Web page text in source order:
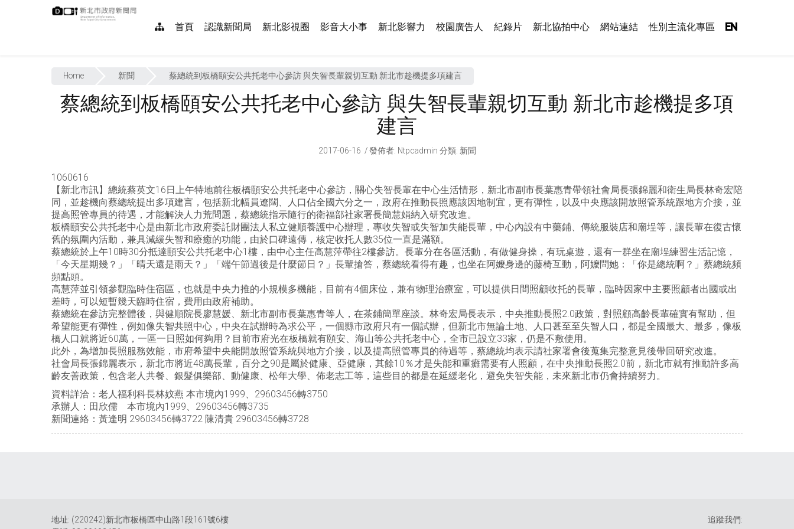
首頁 認識新聞局 新北影視圈 影音大小事 新北影響力 校園廣告人 紀錄片 新北協拍中心 網站連結 性別主流化專區 EN
Home 新聞 蔡總統到板橋頤安公共托老中心參訪 與失智長輩親切互動 新北市趁機提多項建言
蔡總統到板橋頤安公共托老中心參訪 與失智長輩親切互動 新北市趁機提多項
建言
2017-06-16 發佈者: Ntpcadmin 分類: 新聞
1060616
【新北市訊】總統蔡英文16日上午特地前往板橋頤安公共托老中心參訪，關心失智長輩在中心生活情形，新北市副市長葉惠青帶領社會局長張錦麗和衛生局長林奇宏陪
同，並趁機向蔡總統提出多項建言，包括新北幅員遼闊、人口佔全國六分之一，政府在推動長照應該因地制宜，更有彈性，以及中央應該開放照管系統跟地方介接，並
提高照管專員的待遇，才能解決人力荒問題，蔡總統指示隨行的衛福部社家署長簡慧娟納入研究改進。
板橋頤安公共托老中心是由新北市政府委託財團法人私立健順養護中心辦理，專收失智或失智加失能長輩，中心內設有中藥鋪、傳統服裝店和廟埕等，讓長輩在復古懷
舊的氛圍內活動，兼具減緩失智和療癒的功能，由於口碑遠傳，核定收托人數35位一直是滿額。
蔡總統於上午10時30分抵達頤安公共托老中心1樓，由中心主任高慧萍帶往2樓參訪。長輩分在各區活動，有做健身操，有玩桌遊，還有一群坐在廟埕練習生活記憶，
「今天星期幾？」「晴天還是雨天？」「端午節過後是什麼節日？」長輩搶答，蔡總統看得有趣，也坐在阿嬤身邊的藤椅互動，阿嬤問她：「你是總統啊？」蔡總統頻
頻點頭。
高慧萍並引領參觀臨時住宿區，也就是中央力推的小規模多機能，目前有4個床位，兼有物理治療室，可以提供日間照顧收托的長輩，臨時因家中主要照顧者出國或出
差時，可以短暫幾天臨時住宿，費用由政府補助。
蔡總統在參訪完整體後，與健順院長廖慧媛、新北市副市長葉惠青等人，在茶鋪簡單座談。林奇宏局長表示，中央推動長照2.0政策，對照顧高齡長輩確實有幫助，但
希望能更有彈性，例如像失智共照中心，中央在試辦時為求公平，一個縣市政府只有一個試辦，但新北市無論土地、人口甚至至失智人口，都是全國最大、最多，像板
橋人口就將近60萬，一區一日照如何夠用？目前市府光在板橋就有頤安、海山等公共托老中心，全市已設立33家，仍是不敷使用。
此外，為增加長照服務效能，市府希望中央能開放照管系統與地方介接，以及提高照管專員的待遇等，蔡總統均表示請社家署會後蒐集完整意見後帶回研究改進。
社會局長張錦麗表示，新北市將近48萬長輩，百分之90是屬於健康、亞健康，其餘10％才是失能和重癱需要有人照顧，在中央推動長照2.0前，新北市就有推動許多高
齡友善政策，包含老人共餐、銀髮俱樂部、動健康、松年大學、佈老志工等，這些目的都是在延緩老化，避免失智失能，未來新北市仍會持續努力。
資料詳洽：老人福利科長林妏燕 本市境內1999、29603456轉3750
承辦人：田欣儒 本市境內1999、29603456轉3735
新聞連絡：黃逢明 29603456轉3722 陳清貴 29603456轉3728
地址: (220242)新北市板橋區中山路1段161號6樓
追蹤我們: